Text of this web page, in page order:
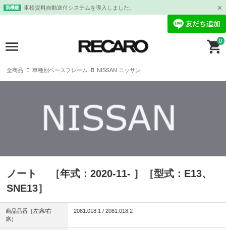
新機能 車検資料自動送付システムを導入しました。
0
全商品 車種別ベースフレーム NISSAN ニッサン
ノート ［年式：2020-11- ］［型式：E13、
SNE13］
商品品番［左席/右
席］
2081.018.1 / 2081.018.2